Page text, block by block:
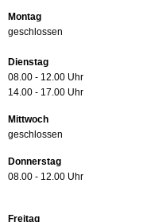
Montag
geschlossen
Dienstag
08.00 - 12.00 Uhr
14.00 - 17.00 Uhr
Mittwoch
geschlossen
Donnerstag
08.00 - 12.00 Uhr
Freitag